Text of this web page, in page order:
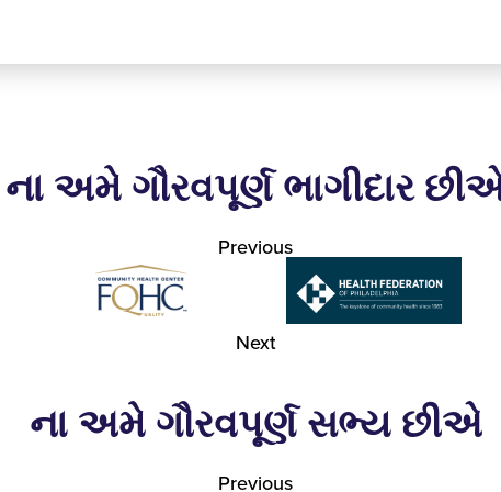
ના અમે ગૌરવપૂર્ણ ભાગીદાર
Previous
Next
ના અમે ગૌરવપૂર્ણ સભ્ય છીએ
Previous